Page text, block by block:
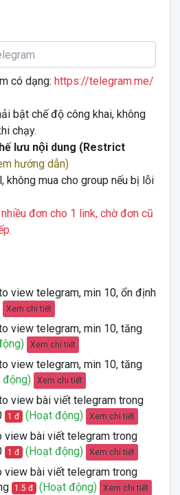
có dạng: https://telegram.me/
bật chế độ công khai, không
chạy.
lưu nội dung (Restrict
hướng dẫn)
không mua cho group nếu bị lỗi
đơn cho 1 link, chờ đơn cũ
view telegram, min 10, ổn định
Xem chi tiết
view telegram, min 10, tăng
Xem chi tiết
view telegram, min 10, tăng
động) Xem chi tiết
view bài viết telegram trong
1 đ (Hoạt động) Xem chi tiết
view bài viết telegram trong
1 đ (Hoạt động) Xem chi tiết
view bài viết telegram trong
1.5 đ (Hoạt động) Xem chi tiết